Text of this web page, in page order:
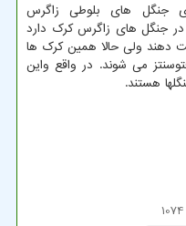
جنگل های بلوطی زاگرس
جنگل های زاگرس کرک دارد
دهند ولی حالا همین کرک ها
می شوند. در واقع واین
هستند.
1074